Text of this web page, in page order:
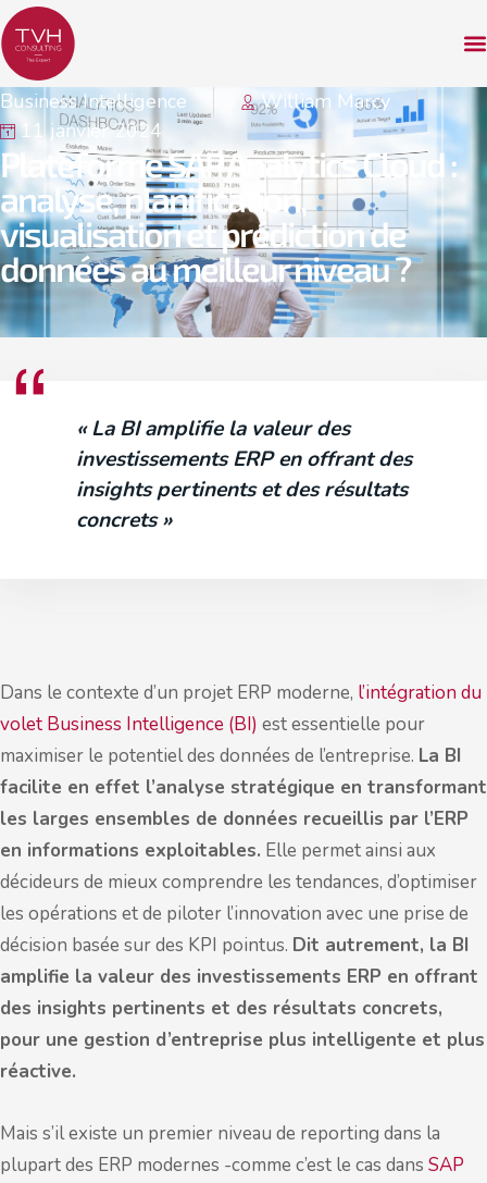
Business Intelligence
William Marcy
11 janvier 2024
Plateforme SAP Analytics Cloud :
analyse, planification,
visualisation et prédiction de
données au meilleur niveau ?
« La BI amplifie la valeur des
investissements ERP en offrant des
insights pertinents et des résultats
concrets »
Dans le contexte d’un projet ERP moderne, l’intégration du
volet Business Intelligence (BI) est essentielle pour
maximiser le potentiel des données de l’entreprise. La BI
facilite en effet l’analyse stratégique en transformant
les larges ensembles de données recueillis par l’ERP
en informations exploitables. Elle permet ainsi aux
décideurs de mieux comprendre les tendances, d’optimiser
les opérations et de piloter l’innovation avec une prise de
décision basée sur des KPI pointus. Dit autrement, la BI
amplifie la valeur des investissements ERP en offrant
des insights pertinents et des résultats concrets,
pour une gestion d’entreprise plus intelligente et plus
réactive.
Mais s’il existe un premier niveau de reporting dans la
plupart des ERP modernes -comme c’est le cas dans SAP